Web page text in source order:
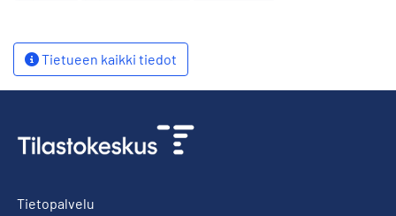
Tietueen kaikki tiedot
Tietopalvelu